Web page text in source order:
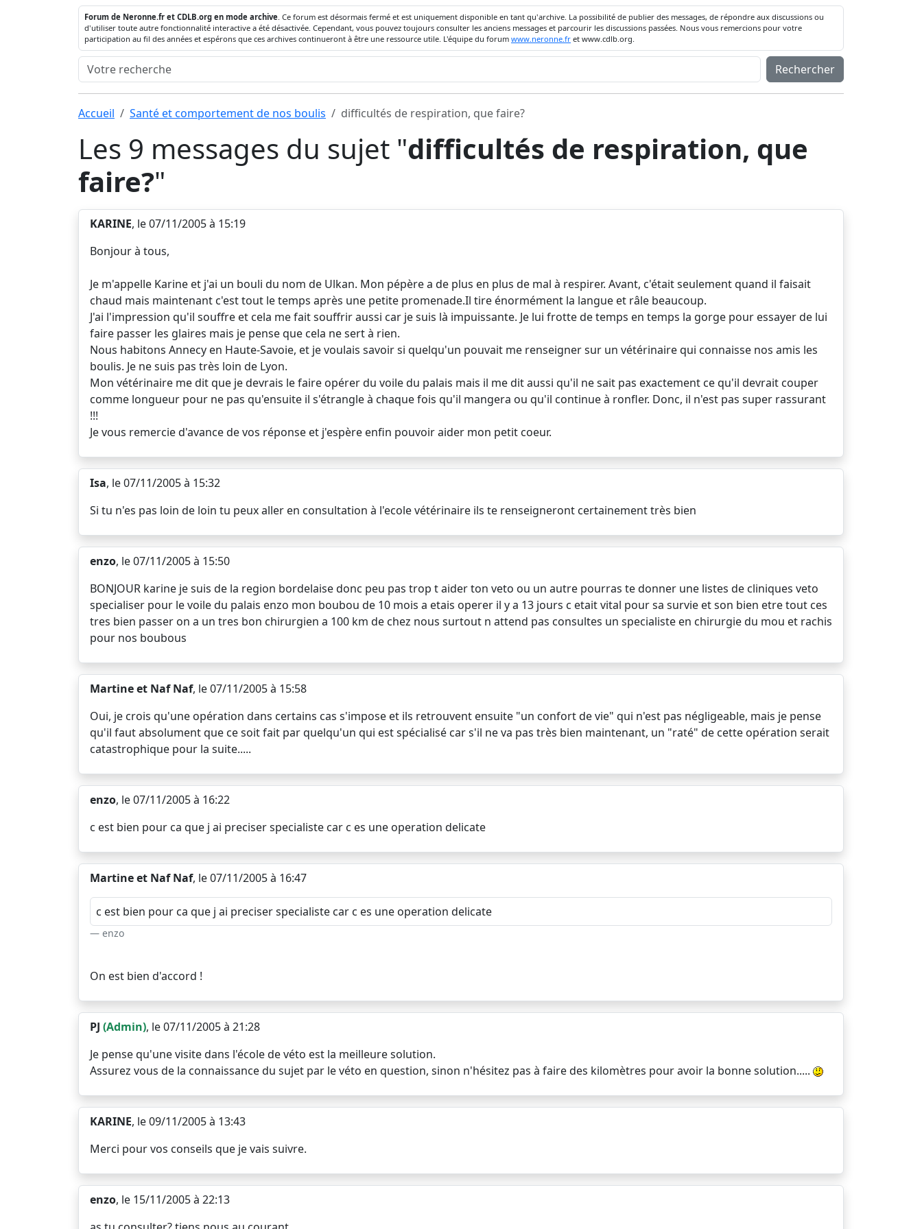
Forum de Neronne.fr et CDLB.org en mode archive. Ce forum est désormais fermé et est uniquement disponible en tant qu'archive. La possibilité de publier des messages, de répondre aux discussions ou
d'utiliser toute autre fonctionnalité interactive a été désactivée. Cependant, vous pouvez toujours consulter les anciens messages et parcourir les discussions passées. Nous vous remercions pour votre
participation au fil des années et espérons que ces archives continueront à être une ressource utile. L'équipe du forum www.neronne.fr et www.cdlb.org.
Rechercher
Accueil Santé et comportement de nos boulis difficultés de respiration, que faire?
Les 9 messages du sujet "difficultés de respiration, que
faire?"
KARINE, le 07/11/2005 à 15:19
Bonjour à tous,
Je m'appelle Karine et j'ai un bouli du nom de Ulkan. Mon pépère a de plus en plus de mal à respirer. Avant, c'était seulement quand il faisait
chaud mais maintenant c'est tout le temps après une petite promenade.Il tire énormément la langue et râle beaucoup.
J'ai l'impression qu'il souffre et cela me fait souffrir aussi car je suis là impuissante. Je lui frotte de temps en temps la gorge pour essayer de lui
faire passer les glaires mais je pense que cela ne sert à rien.
Nous habitons Annecy en Haute-Savoie, et je voulais savoir si quelqu'un pouvait me renseigner sur un vétérinaire qui connaisse nos amis les
boulis. Je ne suis pas très loin de Lyon.
Mon vétérinaire me dit que je devrais le faire opérer du voile du palais mais il me dit aussi qu'il ne sait pas exactement ce qu'il devrait couper
comme longueur pour ne pas qu'ensuite il s'étrangle à chaque fois qu'il mangera ou qu'il continue à ronfler. Donc, il n'est pas super rassurant
!!!
Je vous remercie d'avance de vos réponse et j'espère enfin pouvoir aider mon petit coeur.
Isa, le 07/11/2005 à 15:32
Si tu n'es pas loin de loin tu peux aller en consultation à l'ecole vétérinaire ils te renseigneront certainement très bien
enzo, le 07/11/2005 à 15:50
BONJOUR karine je suis de la region bordelaise donc peu pas trop t aider ton veto ou un autre pourras te donner une listes de cliniques veto
specialiser pour le voile du palais enzo mon boubou de 10 mois a etais operer il y a 13 jours c etait vital pour sa survie et son bien etre tout ces
tres bien passer on a un tres bon chirurgien a 100 km de chez nous surtout n attend pas consultes un specialiste en chirurgie du mou et rachis
pour nos boubous
Martine et Naf Naf, le 07/11/2005 à 15:58
Oui, je crois qu'une opération dans certains cas s'impose et ils retrouvent ensuite "un confort de vie" qui n'est pas négligeable, mais je pense
qu'il faut absolument que ce soit fait par quelqu'un qui est spécialisé car s'il ne va pas très bien maintenant, un "raté" de cette opération serait
catastrophique pour la suite.....
enzo, le 07/11/2005 à 16:22
c est bien pour ca que j ai preciser specialiste car c es une operation delicate
Martine et Naf Naf, le 07/11/2005 à 16:47
c est bien pour ca que j ai preciser specialiste car c es une operation delicate
enzo
On est bien d'accord !
PJ (Admin), le 07/11/2005 à 21:28
Je pense qu'une visite dans l'école de véto est la meilleure solution.
Assurez vous de la connaissance du sujet par le véto en question, sinon n'hésitez pas à faire des kilomètres pour avoir la bonne solution.....
KARINE, le 09/11/2005 à 13:43
Merci pour vos conseils que je vais suivre.
enzo, le 15/11/2005 à 22:13